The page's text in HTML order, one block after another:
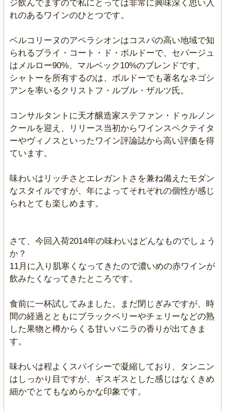
ジ飲んでますので私にとっては非常に興味深く思い入
れのあるワインのひとつです。
ベルコリーヌのアペラシオンはコスパの高い地域で知
られるブライ・コート・ド・ボルドーで、セパージュ
はメルロー90%、マルベック10%のブレンドです。
シャトーを所有するのは、ボルドーでも著名なネゴシ
アンを率いるクリストフ・ルブル・ザルツ氏。
コンサルタントに天才醸造家ステファン・ドゥルノン
クールを迎え、リリース当初からワインスペクテイタ
ーやヴィノスといったワイン評論誌から高い評価を得
ています。
味わいはリッチさとエレガントさを兼ね備えたモダン
なスタイルですが、年によってそれぞれの個性が感じ
られとても楽しめます。
さて、今回入荷2014年の味わいはどんなものでしょう
か？
11月に入り肌寒くなってきたので濃いめの赤ワインが
飲みたくなってきたところです。
食前に一杯試してみました。まだ閉じぎみですが、時
間の経過とともにブラックベリーやチェリーなどの熟
した果物と樽からくる甘いバニラの香りが出てきま
す。
味わいは程よくスパイシーで凝縮しており、タンニン
はしっかり目ですが、ギスギスとした感じはなくきめ
細かでとてもなめらかな印象です。